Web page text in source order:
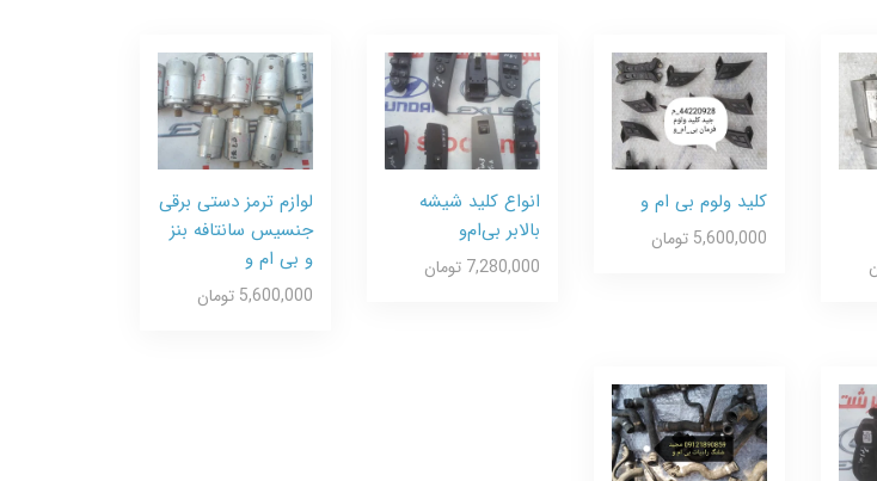
کلید ولوم بی ام و
5,600,000 تومان
انواع کلید شیشه
بالابر بی‌ام‌و
7,280,000 تومان
لوازم ترمز دستی برقی
جنسیس سانتافه بنز
و بی ام و
5,600,000 تومان